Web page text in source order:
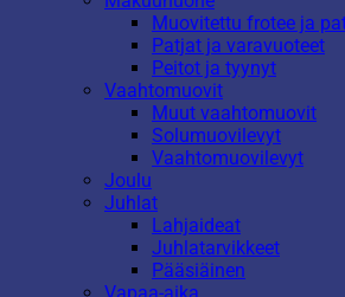
Muovitettu frotee ja
Patjat ja varavuoteet
Peitot ja tyynyt
Vaahtomuovit
Muut vaahtomuovit
Solumuovilevyt
Vaahtomuovilevyt
Joulu
Juhlat
Lahjaideat
Juhlatarvikkeet
Pääsiäinen